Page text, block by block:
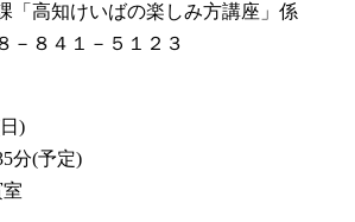
高知けいばの楽しみ方講座」係
１－５１２３
)
分(予定)